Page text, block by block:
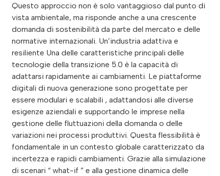
Questo approccio non è solo vantaggioso dal punto di
vista ambientale, ma risponde anche a una crescente
domanda di sostenibilità da parte del mercato e delle
normative internazionali. Un’industria adattiva e
resiliente Una delle caratteristiche principali delle
tecnologie della transizione 5.0 è la capacità di
adattarsi rapidamente ai cambiamenti. Le piattaforme
digitali di nuova generazione sono progettate per
essere modulari e scalabili , adattandosi alle diverse
esigenze aziendali e supportando le imprese nella
gestione delle fluttuazioni della domanda o delle
variazioni nei processi produttivi. Questa flessibilità è
fondamentale in un contesto globale caratterizzato da
incertezza e rapidi cambiamenti. Grazie alla simulazione
di scenari “ what-if ” e alla gestione dinamica delle